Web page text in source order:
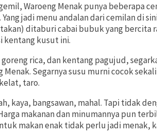
Waroeng Menak punya beberapa
jadi menu andalan dari cemilan di
ditaburi cabai bubuk yang bercita
kentang kusut ini.
rica, dan kentang pagujud,
Menak. Segarnya susu murni cocok
taro.
kaya, bangsawan, mahal. Tapi tidak
makanan dan minumannya pun
makan enak tidak perlu jadi menak,